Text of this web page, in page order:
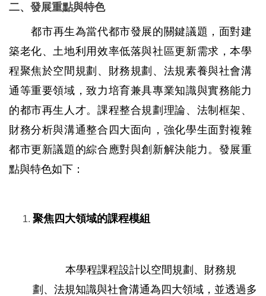
二、發展重點與特色
都市再生為當代都市發展的關鍵議題，面對建
築老化、土地利用效率低落與社區更新需求，本學
程聚焦於空間規劃、財務規劃、法規素養與社會溝
通等重要領域，致力培育兼具專業知識與實務能力
的都市再生人才。課程整合規劃理論、法制框架、
財務分析與溝通整合四大面向，強化學生面對複雜
都市更新議題的綜合應對與創新解決能力。發展重
點與特色如下：
聚焦四大領域的課程模組
本學程課程設計以空間規劃、財務規
劃、法規知識與社會溝通為四大領域，並透過多